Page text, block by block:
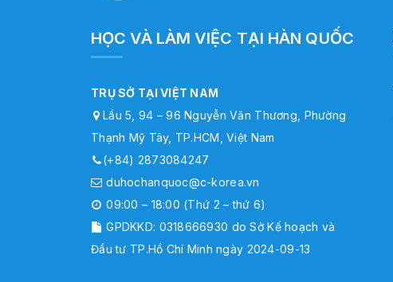
HỌC VÀ LÀM VIỆC TẠI HÀN QUỐC
TRỤ SỞ TẠI VIỆT NAM
Lầu 5, 94 – 96 Nguyễn Văn Thương, Phường
Thạnh Mỹ Tây, TP.HCM, Việt Nam
(+84) 2873084247
duhochanquoc@c-korea.vn
09:00 – 18:00 (Thứ 2 – thứ 6)
GPDKKD: 0318666930 do Sở Kế hoạch và
Đầu tư TP.Hồ Chí Minh ngày 2024-09-13